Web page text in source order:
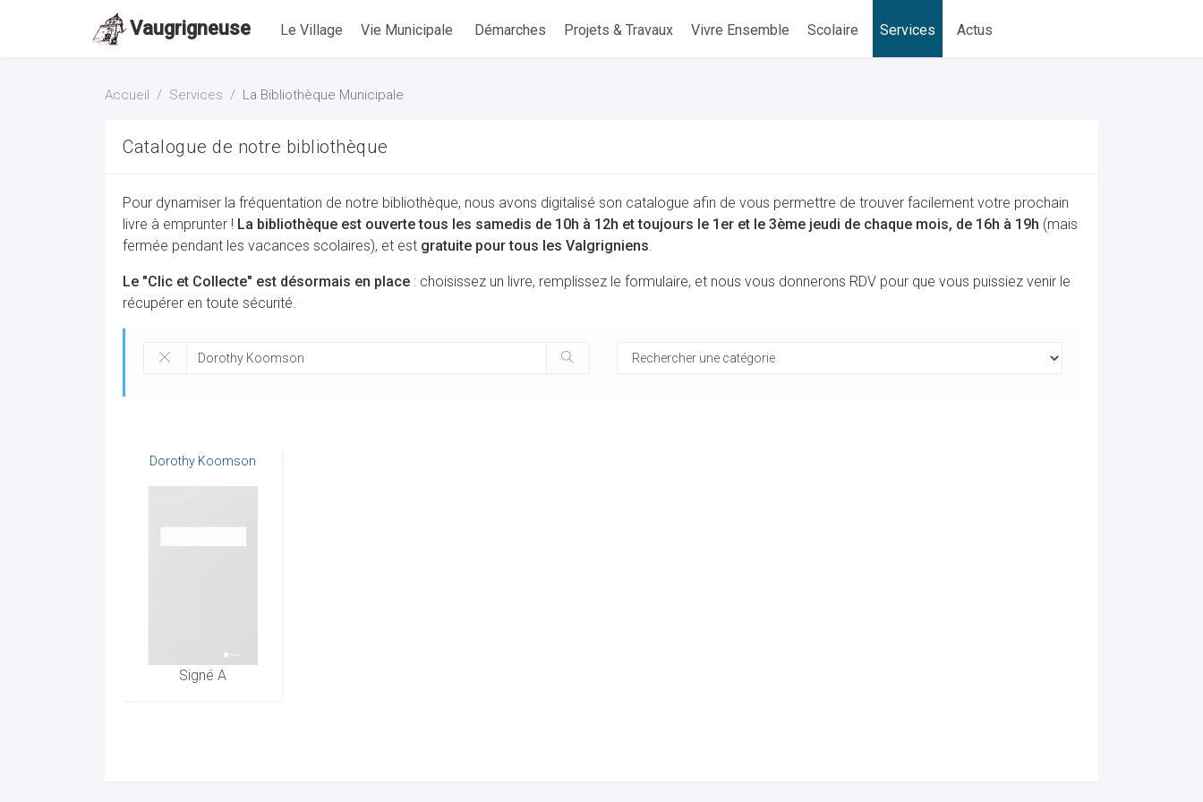
Vaugrigneuse Le Village Vie Municipale Démarches Projets & Travaux Vivre Ensemble Scolaire Services Actus
Accueil Services La Bibliothèque Municipale
Catalogue de notre bibliothèque
Pour dynamiser la fréquentation de notre bibliothèque, nous avons digitalisé son catalogue afin de vous permettre de trouver facilement votre prochain
livre à emprunter ! La bibliothèque est ouverte tous les samedis de 10h à 12h et toujours le 1er et le 3ème jeudi de chaque mois, de 16h à 19h (mais
fermée pendant les vacances scolaires), et est gratuite pour tous les Valgrigniens.
Le "Clic et Collecte" est désormais en place : choisissez un livre, remplissez le formulaire, et nous vous donnerons RDV pour que vous puissiez venir le
récupérer en toute sécurité.
Dorothy Koomson
Signé A